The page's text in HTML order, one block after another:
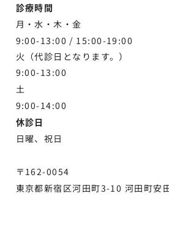
診療時間
月・水・木・金
9:00-13:00 / 15:00-19:00
火（代診日となります。）
9:00-13:00
土
9:00-14:00
休診日
日曜、祝日
〒162-0054
東京都新宿区河田町3-10 河田町安